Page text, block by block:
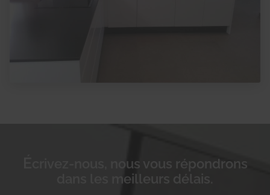
dans les meilleurs délais.